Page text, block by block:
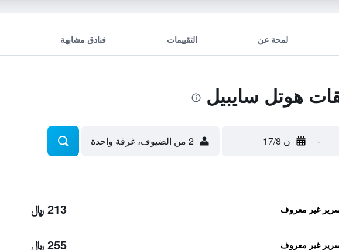
لمحة عن التقييمات فنادق مشابهة
هوتل سايبيل
- ن 17/8 2 من الضيوف، غرفة واحدة
213 ﷼
255 ﷼